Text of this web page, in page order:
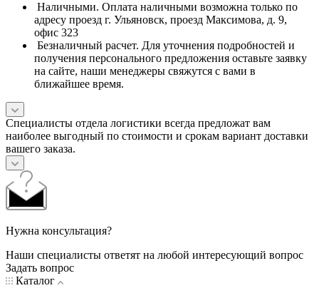
Наличными. Оплата наличными возможна только по
адресу проезд г. Ульяновск, проезд Максимова, д. 9,
офис 323
Безналичный расчет. Для уточнения подробностей и
получения персонального предложения оставьте заявку
на сайте, наши менеджеры свяжутся с вами в
ближайшее время.
Специалисты отдела логистики всегда предложат вам
наиболее выгодный по стоимости и срокам вариант доставки
вашего заказа.
Нужна консультация?
Наши специалисты ответят на любой интересующий вопрос
Задать вопрос
Каталог